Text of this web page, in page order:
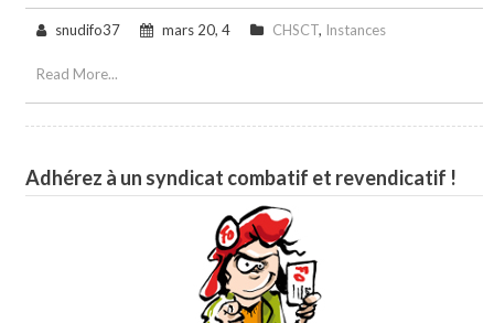
snudifo37 mars 20, 4 CHSCT, Instances
Read More...
Adhérez à un syndicat combatif et revendicatif !